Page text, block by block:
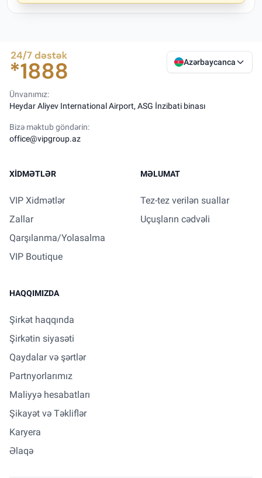
Azərbaycanca
Ünvanımız:
Heydar Aliyev International Airport, ASG İnzibati binası
Bizə məktub göndərin:
office@vipgroup.az
XIDMƏTLƏR
VIP Xidmətlər
Zallar
Qarşılanma/Yolasalma
VIP Boutique
MƏLUMAT
Tez-tez verilən suallar
Uçuşların cədvəli
HAQQIMIZDA
Şirkət haqqında
Şirkətin siyasəti
Qaydalar və şərtlər
Partnyorlarımız
Maliyyə hesabatları
Şikayət və Təkliflər
Karyera
Əlaqə